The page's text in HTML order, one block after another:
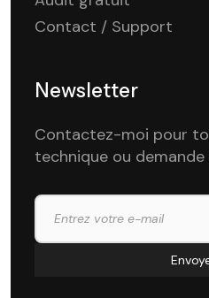
Contact / Support
Newsletter
Contactez-moi pour
technique ou